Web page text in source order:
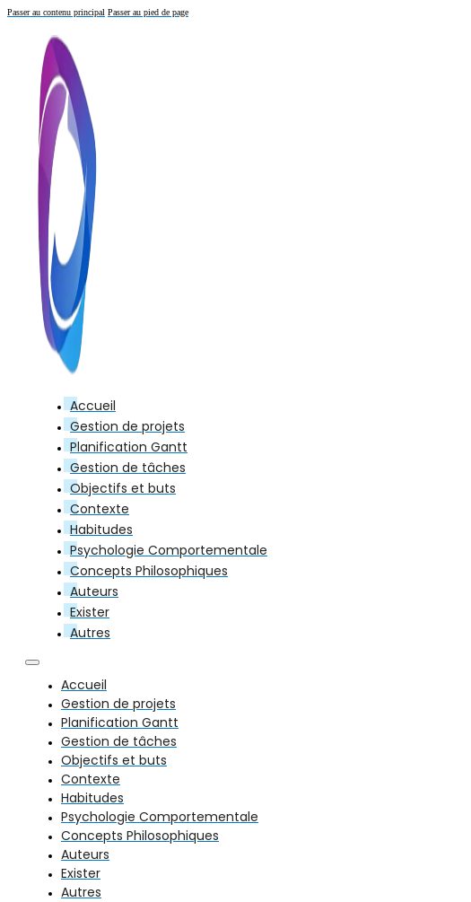
Passer au contenu principal Passer au pied de page
Accueil
Gestion de projets
Planification Gantt
Gestion de tâches
Objectifs et buts
Contexte
Habitudes
Psychologie Comportementale
Concepts Philosophiques
Auteurs
Exister
Autres
Accueil
Gestion de projets
Planification Gantt
Gestion de tâches
Objectifs et buts
Contexte
Habitudes
Psychologie Comportementale
Concepts Philosophiques
Auteurs
Exister
Autres